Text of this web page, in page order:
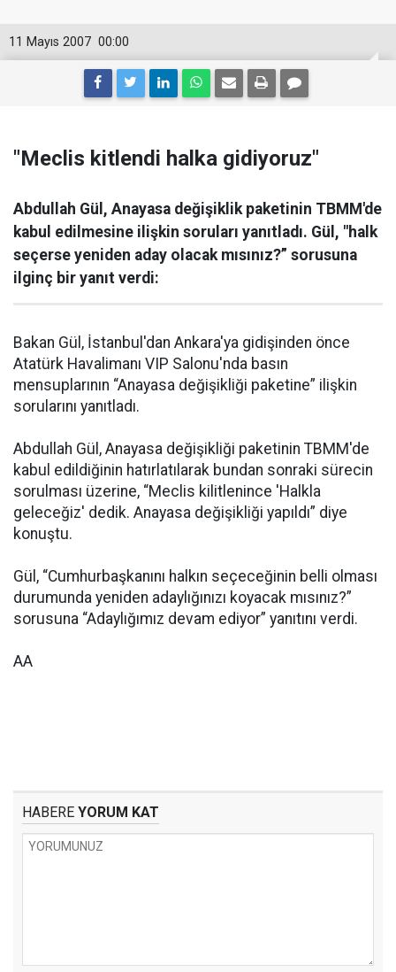
00:00
11 Mayıs 2007
"Meclis kitlendi halka gidiyoruz"
Abdullah Gül, Anayasa değişiklik paketinin TBMM'de
kabul edilmesine ilişkin soruları yanıtladı. Gül, "halk
seçerse yeniden aday olacak mısınız?” sorusuna
ilginç bir yanıt verdi:
Bakan Gül, İstanbul'dan Ankara'ya gidişinden önce
Atatürk Havalimanı VIP Salonu'nda basın
mensuplarının “Anayasa değişikliği paketine” ilişkin
sorularını yanıtladı.
Abdullah Gül, Anayasa değişikliği paketinin TBMM'de
kabul edildiğinin hatırlatılarak bundan sonraki sürecin
sorulması üzerine, “Meclis kilitlenince 'Halkla
geleceğiz' dedik. Anayasa değişikliği yapıldı” diye
konuştu.
Gül, “Cumhurbaşkanını halkın seçeceğinin belli olması
durumunda yeniden adaylığınızı koyacak mısınız?”
sorusuna “Adaylığımız devam ediyor” yanıtını verdi.
AA
HABERE YORUM KAT